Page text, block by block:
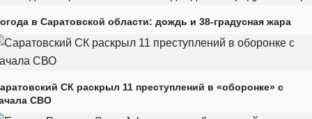
в Саратовской области: дождь и 38-градусная жара
СК раскрыл 11 преступлений в «оборонке» с
СВО